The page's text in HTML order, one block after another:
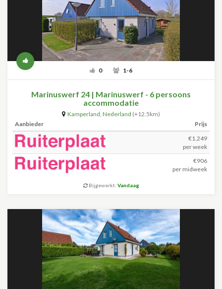
0 1-6
Marinuswerf 24 | Marinuswerf - 6 persoons
accommodatie
Kamperland, Nederland (+12.5km)
Aanbieder
Prijs
€1.249
per week
€906
per midweek
Bijgewerkt: Vandaag